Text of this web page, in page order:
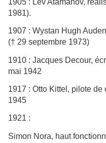
1905 : Lev Atamanov,
1981).
1907 : Wystan Hugh
(† 29 septembre 1973)
1910 : Jacques Decour,
mai 1942
1917 : Otto Kittel, pilote
1945
1921 :
Simon Nora, haut